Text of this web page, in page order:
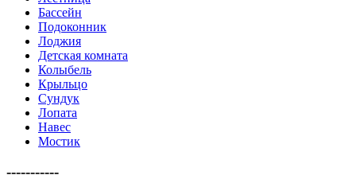
Бассейн
Подоконник
Лоджия
Детская комната
Колыбель
Крыльцо
Сундук
Лопата
Навес
Мостик
-----------